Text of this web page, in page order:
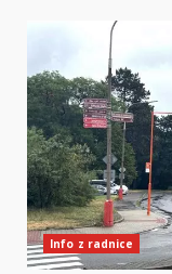
Info z radnice